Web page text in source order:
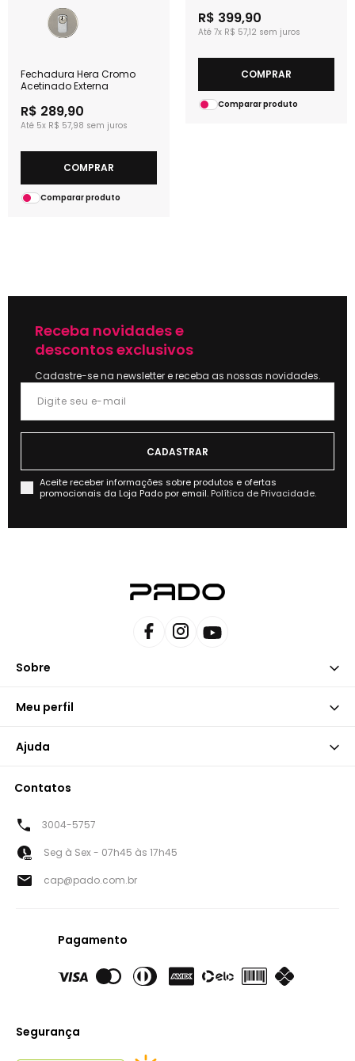
Fechadura Hera Cromo
Acetinado Externa
R$ 289,90
5x R$ 57,98
COMPRAR
Comparar produto
R$ 399,90
7x R$ 57,12
COMPRAR
Comparar produto
Receba novidades e
descontos exclusivos
Cadastre-se na newsletter e receba as nossas novidades.
Aceite receber informações sobre produtos e ofertas
promocionais da Loja Pado por email. Política de Privacidade.
Sobre
Meu perfil
Ajuda
Contatos
3004-5757
Seg à Sex - 07h45 às 17h45
cap@pado.com.br
Pagamento
Segurança